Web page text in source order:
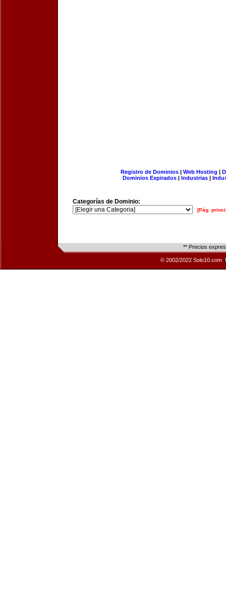
Registro de Dominios| Web Hosting |
Dominios Expirados | Industrias |
Categorías de Dominio:
[Pág.
** Precios
© 2002/2022 Solo10.com